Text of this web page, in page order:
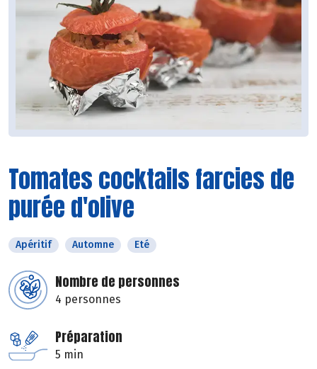
Tomates cocktails farcies de
purée d'olive
Apéritif Automne Eté
Nombre de personnes
4 personnes
Préparation
5 min